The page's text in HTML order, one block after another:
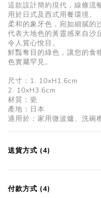
這款設計簡約現代，線條流
用於日式及西式用餐環境。
柔和的象牙色，宛如細膩的
代表大地色的黃靈感來自沙
令人賞心悅目。
鮮豔奪目的綠色，讓您的食
色實屬罕見。
尺寸：1. 10xH1.6cm
2. 10xH3.6cm
材質：瓷
產地：日本
適用於：家用微波爐、洗碗
送貨方式 (4)
付款方式 (4)